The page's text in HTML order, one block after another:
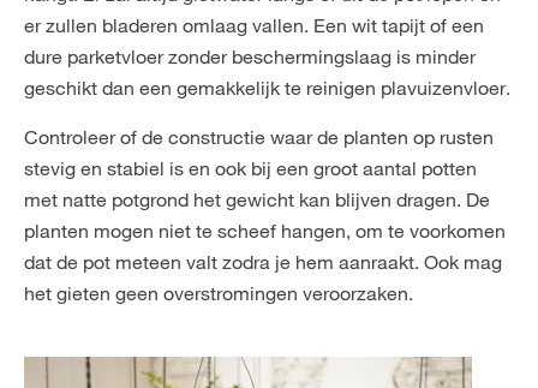
er zullen bladeren omlaag vallen. Een wit tapijt of een
dure parketvloer zonder beschermingslaag is minder
geschikt dan een gemakkelijk te reinigen plavuizenvloer.
Controleer of de constructie waar de planten op rusten
stevig en stabiel is en ook bij een groot aantal potten
met natte potgrond het gewicht kan blijven dragen. De
planten mogen niet te scheef hangen, om te voorkomen
dat de pot meteen valt zodra je hem aanraakt. Ook mag
het gieten geen overstromingen veroorzaken.